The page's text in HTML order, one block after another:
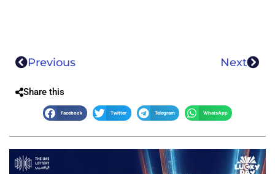
Previous Next
Share this
Facebook Twitter Telegram WhatsApp